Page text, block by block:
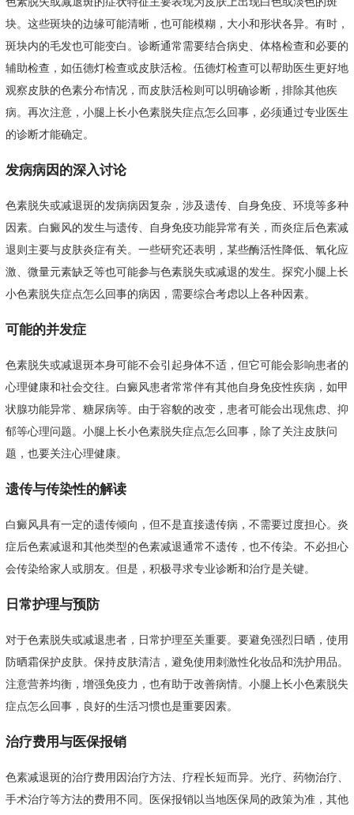
块。这些斑块的边缘可能清晰，也可能模糊，大小和形状各异。有时，
斑块内的毛发也可能变白。诊断通常需要结合病史、体格检查和必要的
辅助检查，如伍德灯检查或皮肤活检。伍德灯检查可以帮助医生更好地
观察皮肤的色素分布情况，而皮肤活检则可以明确诊断，排除其他疾
病。再次注意，小腿上长小色素脱失症点怎么回事，必须通过专业医生
的诊断才能确定。
发病病因的深入讨论
色素脱失或减退斑的发病病因复杂，涉及遗传、自身免疫、环境等多种
因素。白癜风的发生与遗传、自身免疫功能异常有关，而炎症后色素减
退则主要与皮肤炎症有关。一些研究还表明，某些酶活性降低、氧化应
激、微量元素缺乏等也可能参与色素脱失或减退的发生。探究小腿上长
小色素脱失症点怎么回事的病因，需要综合考虑以上各种因素。
可能的并发症
色素脱失或减退斑本身可能不会引起身体不适，但它可能会影响患者的
心理健康和社会交往。白癜风患者常常伴有其他自身免疫性疾病，如甲
状腺功能异常、糖尿病等。由于容貌的改变，患者可能会出现焦虑、抑
郁等心理问题。小腿上长小色素脱失症点怎么回事，除了关注皮肤问
题，也要关注心理健康。
遗传与传染性的解读
白癜风具有一定的遗传倾向，但不是直接遗传病，不需要过度担心。炎
症后色素减退和其他类型的色素减退通常不遗传，也不传染。不必担心
会传染给家人或朋友。但是，积极寻求专业诊断和治疗是关键。
日常护理与预防
对于色素脱失或减退患者，日常护理至关重要。要避免强烈日晒，使用
防晒霜保护皮肤。保持皮肤清洁，避免使用刺激性化妆品和洗护用品。
注意营养均衡，增强免疫力，也有助于改善病情。小腿上长小色素脱失
症点怎么回事，良好的生活习惯也是重要因素。
治疗费用与医保报销
色素减退斑的治疗费用因治疗方法、疗程长短而异。光疗、药物治疗、
手术治疗等方法的费用不同。医保报销以当地医保局的政策为准，其他